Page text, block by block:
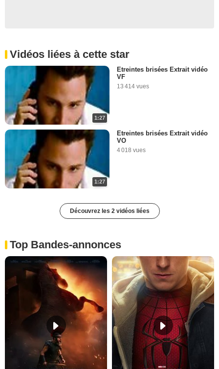
Vidéos liées à cette star
1:27
Etreintes brisées Extrait vidéo
VF
13 414 vues
1:27
Etreintes brisées Extrait vidéo
VO
4 018 vues
Découvrez les 2 vidéos liées
Top Bandes-annonces